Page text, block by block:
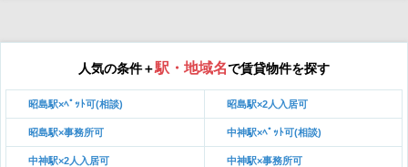
人気の条件＋駅・地域名で賃貸物件を探す
昭島駅×ﾍﾟｯﾄ可(相談) 昭島駅×2人入居可
昭島駅×事務所可 中神駅×ﾍﾟｯﾄ可(相談)
中神駅×2人入居可 中神駅×事務所可